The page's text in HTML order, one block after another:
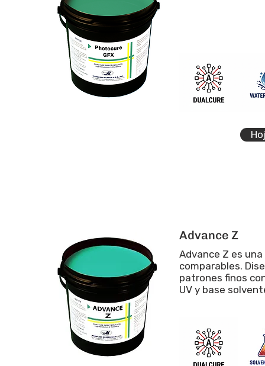
Advance Z
Advance Z es
comparables.
patrones finos
UV y base